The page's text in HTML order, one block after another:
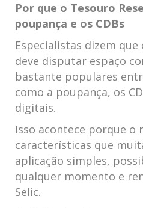
Por que o Tesouro
poupança e os CDBs
Especialistas dizem que
deve disputar espaço
bastante populares
como a poupança, os
digitais.
Isso acontece porque
características que
aplicação simples,
qualquer momento e
Selic.